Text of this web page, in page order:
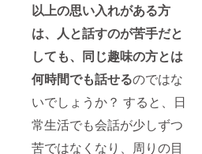
以上の思い入れがある方
は、人と話すのが苦手だと
しても、同じ趣味の方とは
何時間でも話せるのではな
いでしょうか？ すると、日
常生活でも会話が少しずつ
苦ではなくなり、周りの目